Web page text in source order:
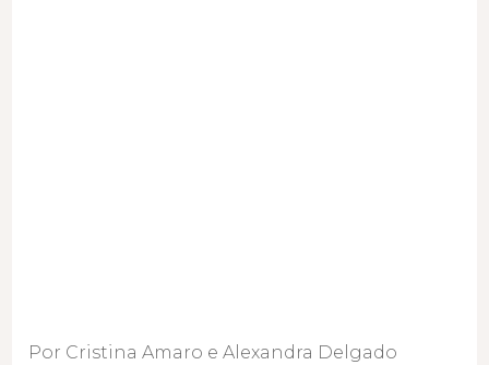
Por Cristina Amaro e Alexandra Delgado